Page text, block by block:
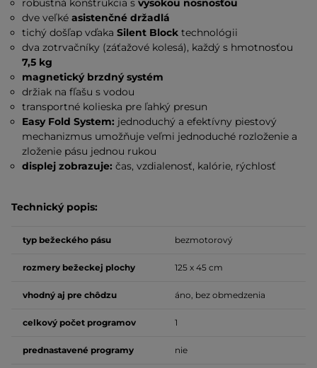
robustná konštrukcia svysokou nosnosťou
dve veľkéasistenčné držadlá
tichý došľap vďakaSilent Blocktechnológii
dva zotrvačníky (záťažové kolesá), každý s hmotnosťou
7,5 kg
magnetický brzdný systém
držiak na fľašu s vodou
transportné kolieska pre ľahký presun
Easy Fold System: jednoduchý a efektívny piestový
mechanizmus umožňuje veľmi jednoduché rozloženie a
zloženie pásu jednou rukou
displej zobrazuje: čas, vzdialenosť, kalórie, rýchlosť
Technický popis:
typ bežeckého pásu bezmotorový
rozmery bežeckej plochy 125 x 45 cm
vhodný aj pre chôdzu áno, bez obmedzenia
celkový počet programov 1
prednastavené programy nie